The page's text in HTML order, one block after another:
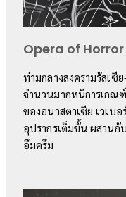
Opera of
ท่ามกลางสงครามรัสเซี
จำนวนมากหนีการเกณ
ของอนาสตาเซีย เวเบ
อุปรากรเต็มขั้น ผสาน
อึมครึม